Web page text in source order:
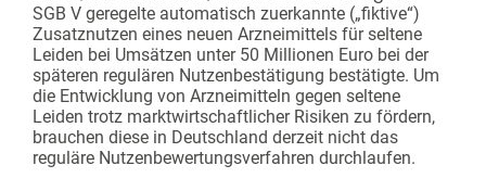
SGB V geregelte automatisch zuerkannte („fiktive“)
Zusatznutzen eines neuen Arzneimittels für seltene
Leiden bei Umsätzen unter 50 Millionen Euro bei der
späteren regulären Nutzenbestätigung bestätigte. Um
die Entwicklung von Arzneimitteln gegen seltene
Leiden trotz marktwirtschaftlicher Risiken zu fördern,
brauchen diese in Deutschland derzeit nicht das
reguläre Nutzenbewertungsverfahren durchlaufen.